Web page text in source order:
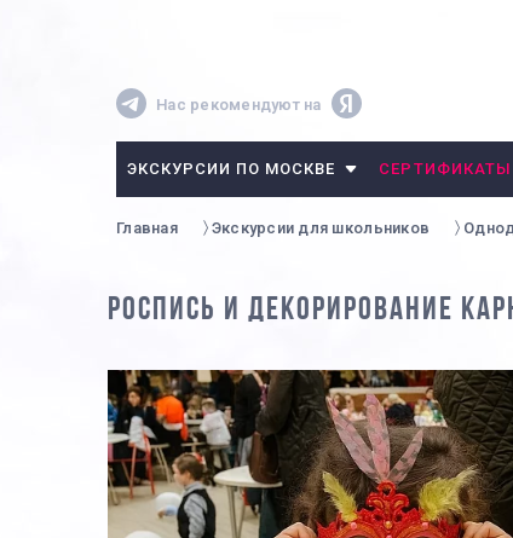
Нас рекомендуют на
ЭКСКУРСИИ ПО МОСКВЕ СЕРТИФИКАТЫ
Главная Экскурсии для школьников
РОСПИСЬ И ДЕКОРИРОВАНИЕ